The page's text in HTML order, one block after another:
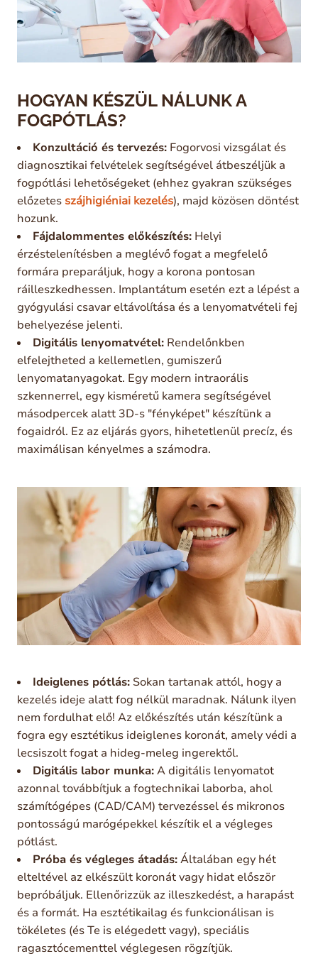
HOGYAN KÉSZÜL NÁLUNK A
FOGPÓTLÁS?
Konzultáció és tervezés:Fogorvosi vizsgálat és
diagnosztikai felvételek segítségével átbeszéljük a
fogpótlási lehetőségeket (ehhez gyakran szükséges
előzetes szájhigiéniai kezelés), majd közösen döntést
hozunk.
Fájdalommentes előkészítés:Helyi
érzéstelenítésben a meglévő fogat a megfelelő
formára preparáljuk, hogy a korona pontosan
ráilleszkedhessen. Implantátum esetén ezt a lépést a
gyógyulási csavar eltávolítása és a lenyomatvételi fej
behelyezése jelenti.
Digitális lenyomatvétel:Rendelőnkben
elfelejtheted a kellemetlen, gumiszerű
lenyomatanyagokat. Egy modern intraorális
szkennerrel, egy kisméretű kamera segítségével
másodpercek alatt 3D-s "fényképet" készítünk a
fogaidról. Ez az eljárás gyors, hihetetlenül precíz, és
maximálisan kényelmes a számodra.
Ideiglenes pótlás:Sokan tartanak attól, hogy a
kezelés ideje alatt fog nélkül maradnak. Nálunk ilyen
nem fordulhat elő! Az előkészítés után készítünk a
fogra egy esztétikus ideiglenes koronát, amely védi a
lecsiszolt fogat a hideg-meleg ingerektől.
Digitális labor munka:A digitális lenyomatot
azonnal továbbítjuk a fogtechnikai laborba, ahol
számítógépes (CAD/CAM) tervezéssel és mikronos
pontosságú marógépekkel készítik el a végleges
pótlást.
Próba és végleges átadás:Általában egy hét
elteltével az elkészült koronát vagy hidat először
bepróbáljuk. Ellenőrizzük az illeszkedést, a harapást
és a formát. Ha esztétikailag és funkcionálisan is
tökéletes (és Te is elégedett vagy), speciális
ragasztócementtel véglegesen rögzítjük.